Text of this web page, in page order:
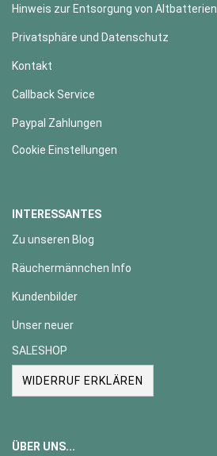
Hinweis zur Entsorgung von Altbatterien
Privatsphäre und Datenschutz
Kontakt
Callback Service
Paypal Zahlungen
Cookie Einstellungen
INTERESSANTES
Zu unseren Blog
Räuchermännchen Info
Kundenbilder
Unser neuer
SALESHOP
WIDERRUF ERKLÄREN
ÜBER UNS...